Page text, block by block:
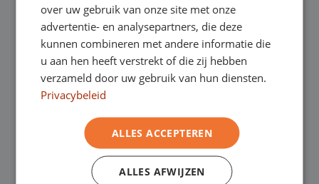
Onze showrooms
Je bent van harte welkom in een van onze
showrooms om de occasions te bekijken –
en natuurlijk voor een lekkere kop koffie!
kunt in Asten terecht voor onze
bedrijfswagens en in Oss, Geldrop en
over uw gebruik van onze site met onze
advertentie- en analysepartners, die deze
kunnen combineren met andere informatie die
u aan hen heeft verstrekt of die zij hebben
verzameld door uw gebruik van hun diensten.
Privacybeleid
ALLES ACCEPTEREN
ALLES AFWIJZEN